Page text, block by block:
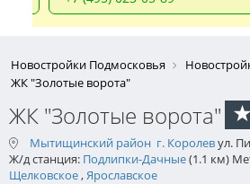
Новостройки Подмосковья
ЖК "Золотые ворота"
ЖК "Золотые ворота"
Мытищинский район г. Королевул.
Ж/д станция: Подлипки-Дачные(1.1 км)
Щелковское,Ярославское